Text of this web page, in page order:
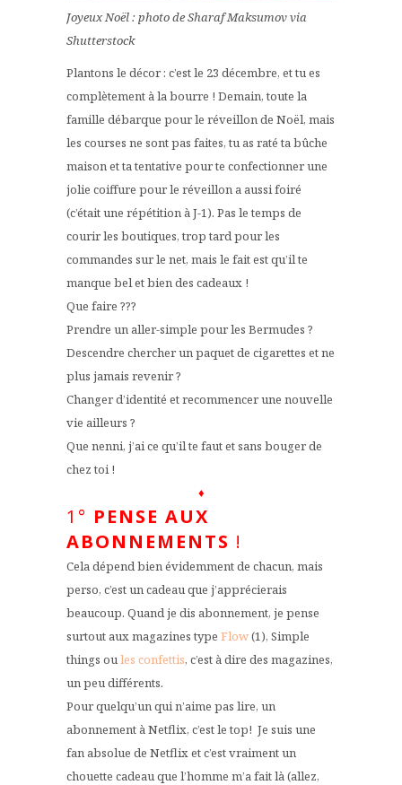
Joyeux Noël : photo deSharaf Maksumovvia
Shutterstock
Plantons le décor : c’est le 23 décembre, et tu es
complètement à la bourre ! Demain, toute la
famille débarque pour le réveillon de Noël, mais
les courses ne sont pas faites, tu as raté ta bûche
maison et ta tentative pour te confectionner une
jolie coiffure pour le réveillon a aussi foiré
(c’était une répétition à J-1). Pas le temps de
courir les boutiques, trop tard pour les
commandes sur le net, mais le fait est qu’il te
manque bel et bien des cadeaux !
Que faire ???
Prendre un aller-simple pour les Bermudes ?
Descendre chercher un paquet de cigarettes et ne
plus jamais revenir ?
Changer d’identité et recommencer une nouvelle
vie ailleurs ?
Que nenni, j’ai ce qu’il te faut et sans bouger de
chez toi !
♦
1° PENSE AUX
ABONNEMENTS !
Cela dépend bien évidemment de chacun, mais
perso, c’est un cadeau que j’apprécierais
beaucoup. Quand je dis abonnement, je pense
surtout aux magazines type Flow(1), Simple
things oules confettis, c’est à dire des magazines,
un peu différents.
Pour quelqu’un qui n’aime pas lire, un
abonnement à Netflix, c’est le top! Je suis une
fan absolue de Netflix et c’est vraiment un
chouette cadeau que l’homme m’a fait là (allez,